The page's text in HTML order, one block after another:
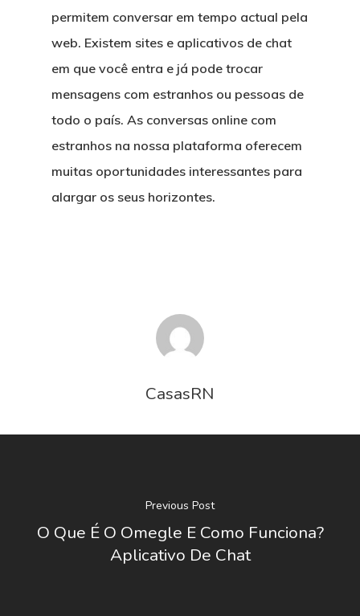
permitem conversar em tempo actual pela
web. Existem sites e aplicativos de chat
em que você entra e já pode trocar
mensagens com estranhos ou pessoas de
todo o país. As conversas online com
estranhos na nossa plataforma oferecem
muitas oportunidades interessantes para
alargar os seus horizontes.
CasasRN
Previous Post
O Que É O Omegle E Como Funciona?
Aplicativo De Chat